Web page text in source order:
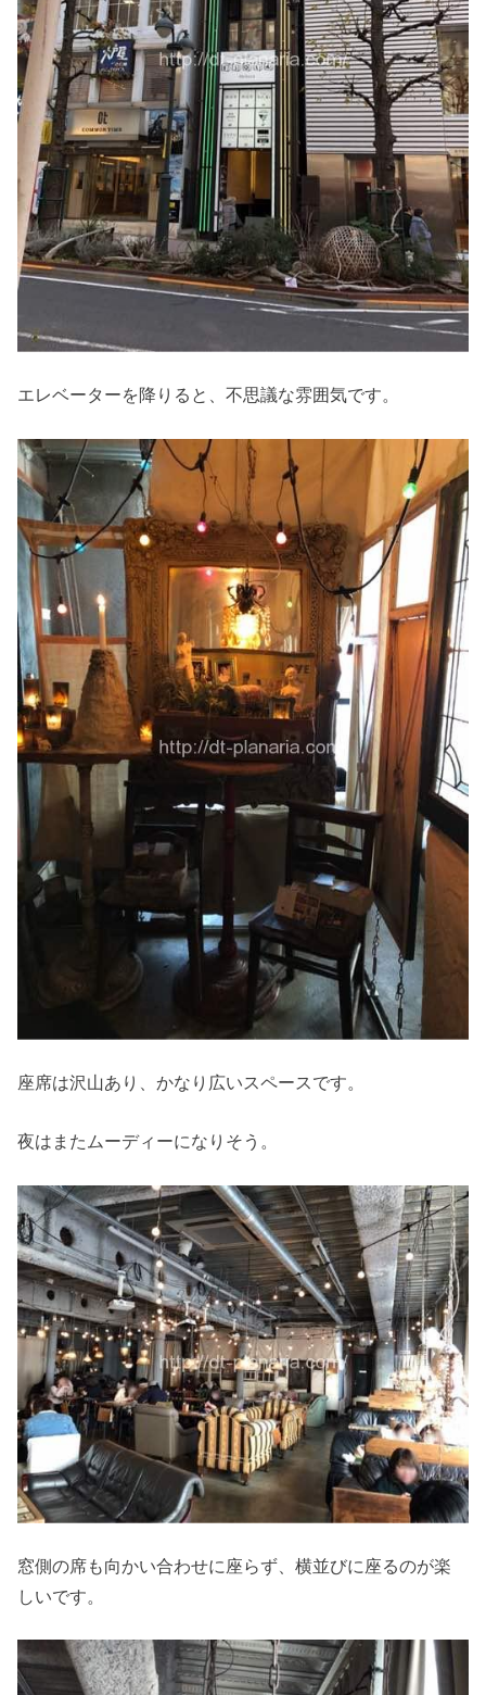
エレベーターを降りると、不思議な雰囲気です。
座席は沢山あり、かなり広いスペースです。
夜はまたムーディーになりそう。
窓側の席も向かい合わせに座らず、横並びに座るのが楽
しいです。